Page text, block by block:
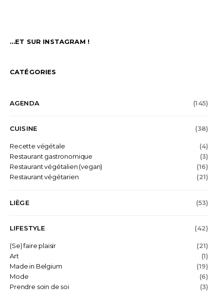
…ET SUR INSTAGRAM !
CATÉGORIES
AGENDA (145)
CUISINE (38)
Recette végétale
(4)
Restaurant gastronomique
(3)
Restaurant végétalien (vegan)
(16)
Restaurant végétarien
(21)
LIÈGE (53)
LIFESTYLE (42)
(Se) faire plaisir
(21)
Art
(1)
Made in Belgium
(19)
Mode
(6)
Prendre soin de soi
(3)